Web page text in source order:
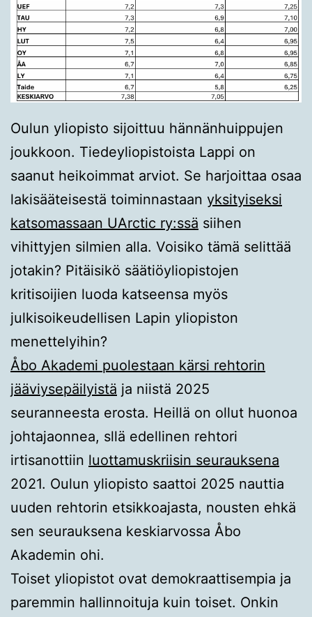
Oulun yliopisto sijoittuu hännänhuippujen
joukkoon. Tiedeyliopistoista Lappi on
saanut heikoimmat arviot. Se harjoittaa osaa
lakisääteisestä toiminnastaan yksityiseksi
katsomassaan UArctic ry:ssä siihen
vihittyjen silmien alla. Voisiko tämä selittää
jotakin? Pitäisikö säätiöyliopistojen
kritisoijien luoda katseensa myös
julkisoikeudellisen Lapin yliopiston
menettelyihin?
Åbo Akademi puolestaan kärsi rehtorin
jääviysepäilyistä ja niistä 2025
seuranneesta erosta. Heillä on ollut huonoa
johtajaonnea, sllä edellinen rehtori
irtisanottiin luottamuskriisin seurauksena
2021. Oulun yliopisto saattoi 2025 nauttia
uuden rehtorin etsikkoajasta, nousten ehkä
sen seurauksena keskiarvossa Åbo
Akademin ohi.
Toiset yliopistot ovat demokraattisempia ja
paremmin hallinnoituja kuin toiset. Onkin